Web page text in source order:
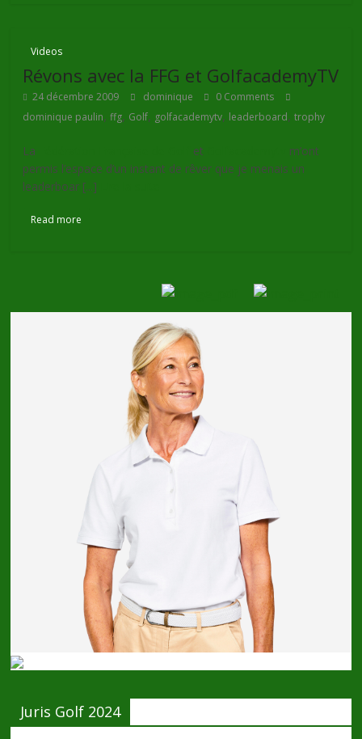
Videos
Révons avec la FFG et GolfacademyTV
24 décembre 2009 dominique
0 Comments
dominique paulin,ffg, Golf, golfacademytv, leaderboard,trophy
La et
m’ont
permis l’espace d’un instant de rêver que je menais un
leaderboar [...]
Read more
Juris Golf 2024